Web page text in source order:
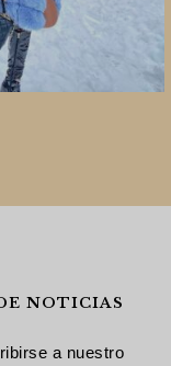
NOTICIAS
a nuestro